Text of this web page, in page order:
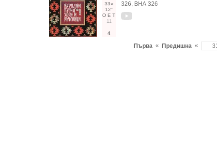
33○
12"
О Е Т
11
4
326, ВНА 326
Първа « Предишна «